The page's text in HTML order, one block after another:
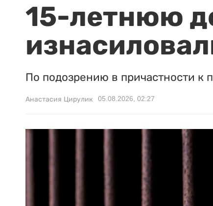
15-летнюю
По подозрению в причастности к
Анастасия Цирулик 05.08.2026, 02:27